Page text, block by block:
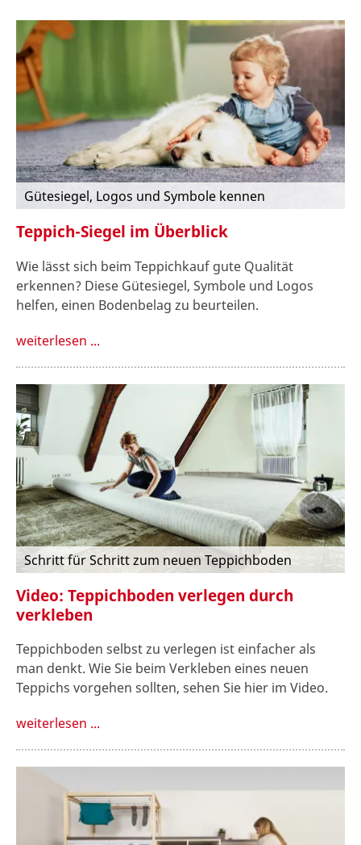
Gütesiegel, Logos und Symbole kennen
Teppich-Siegel im Überblick
Wie lässt sich beim Teppichkauf gute Qualität
erkennen? Diese Gütesiegel, Symbole und Logos
helfen, einen Bodenbelag zu beurteilen.
weiterlesen ...
Schritt für Schritt zum neuen Teppichboden
Video: Teppichboden verlegen durch
verkleben
Teppichboden selbst zu verlegen ist einfacher als
man denkt. Wie Sie beim Verkleben eines neuen
Teppichs vorgehen sollten, sehen Sie hier im Video.
weiterlesen ...